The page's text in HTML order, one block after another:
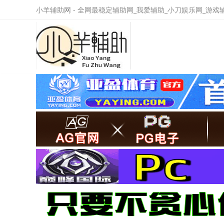
小羊辅助网 - 全网最稳定辅助网_我爱辅助_小刀娱乐网_游戏